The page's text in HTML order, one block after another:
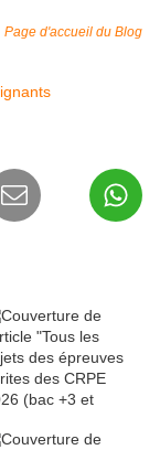
Page d'accueil du Blog